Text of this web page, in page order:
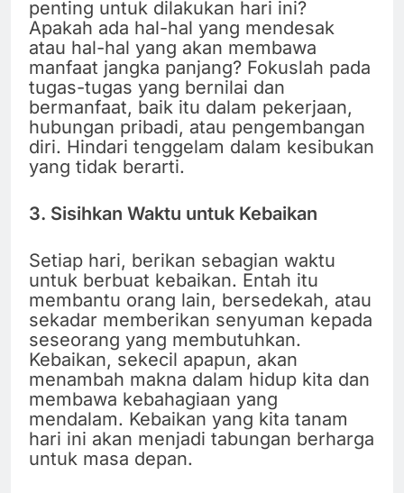
penting untuk dilakukan hari ini?
Apakah ada hal-hal yang mendesak
atau hal-hal yang akan membawa
manfaat jangka panjang? Fokuslah pada
tugas-tugas yang bernilai dan
bermanfaat, baik itu dalam pekerjaan,
hubungan pribadi, atau pengembangan
diri. Hindari tenggelam dalam kesibukan
yang tidak berarti.
3. Sisihkan Waktu untuk Kebaikan
Setiap hari, berikan sebagian waktu
untuk berbuat kebaikan. Entah itu
membantu orang lain, bersedekah, atau
sekadar memberikan senyuman kepada
seseorang yang membutuhkan.
Kebaikan, sekecil apapun, akan
menambah makna dalam hidup kita dan
membawa kebahagiaan yang
mendalam. Kebaikan yang kita tanam
hari ini akan menjadi tabungan berharga
untuk masa depan.